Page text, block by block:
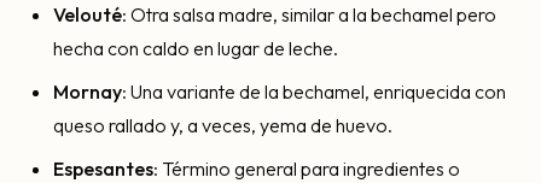
Velouté: Otra salsa madre, similar a la bechamel pero
hecha con caldo en lugar de leche.
Mornay: Una variante de la bechamel, enriquecida con
queso rallado y, a veces, yema de huevo.
Espesantes: Término general para ingredientes o